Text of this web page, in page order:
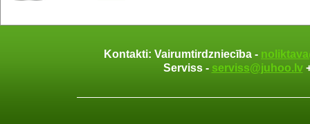
Kontakti: Vairumtirdzniecība -
Serviss - serviss@juhoo.lv